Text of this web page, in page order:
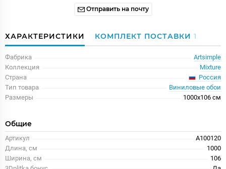
Отправить на почту
ХАРАКТЕРИСТИКИ КОМПЛЕКТ ПОСТАВКИ 1
Фабрика
Artsimple
Коллекция
Mixture
Страна
Россия
Тип товара
Виниловые обои
Размеры
1000x106 см
Общие
Артикул
A100120
Длина, см
1000
Ширина, см
106